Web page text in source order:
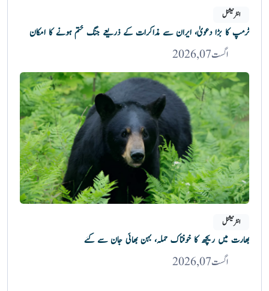
انٹرنیشنل
ٹرمپ کا بڑا دعویٰ، ایران سے مذاکرات کے ذریعے جنگ ختم ہونے کا امکان
اگست 07, 2026
انٹرنیشنل
بھارت میں ریچھ کا خوفناک حملہ، بہن بھائی جان سے گئے
اگست 07, 2026